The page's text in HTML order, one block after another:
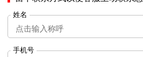
姓名
手机号